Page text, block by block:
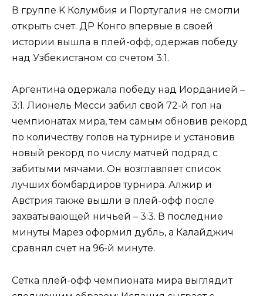
В группе K Колумбия и Португалия не смогли
открыть счет. ДР Конго впервые в своей
истории вышла в плей-офф, одержав победу
над Узбекистаном со счетом 3:1.
Аргентина одержала победу над Иорданией –
3:1. Лионель Месси забил свой 72-й гол на
чемпионатах мира, тем самым обновив рекорд
по количеству голов на турнире и установив
новый рекорд по числу матчей подряд с
забитыми мячами. Он возглавляет список
лучших бомбардиров турнира. Алжир и
Австрия также вышли в плей-офф после
захватывающей ничьей – 3:3. В последние
минуты Марез оформил дубль, а Калайджич
сравнял счет на 96-й минуте.
Сетка плей-офф чемпионата мира выглядит